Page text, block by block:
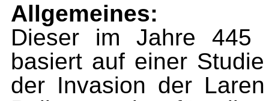
Allgemeines:
Dieser im Jahre 445
basiert auf einer
der Invasion der